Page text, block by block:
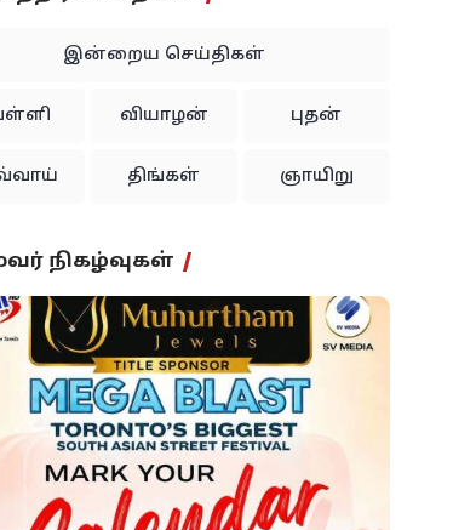
இன்றைய செய்திகள்
வியாழன் புதன்
திங்கள் ஞாயிறு
நிகழ்வுகள்